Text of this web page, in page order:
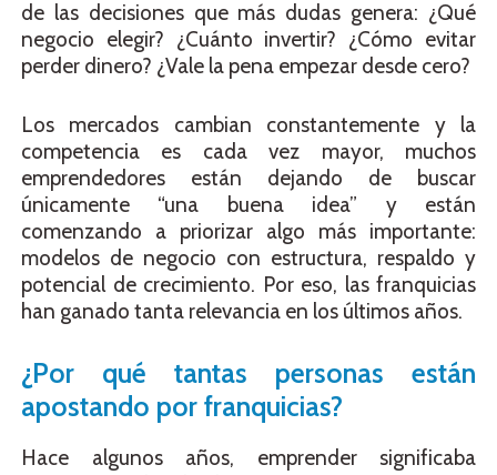
de las decisiones que más dudas genera: ¿Qué
negocio elegir? ¿Cuánto invertir? ¿Cómo evitar
perder dinero? ¿Vale la pena empezar desde cero?
Los mercados cambian constantemente y la
competencia es cada vez mayor, muchos
emprendedores están dejando de buscar
únicamente “una buena idea” y están
comenzando a priorizar algo más importante:
modelos de negocio con estructura, respaldo y
potencial de crecimiento. Por eso, las franquicias
han ganado tanta relevancia en los últimos años.
¿Por qué tantas personas están
apostando por franquicias?
Hace algunos años, emprender significaba